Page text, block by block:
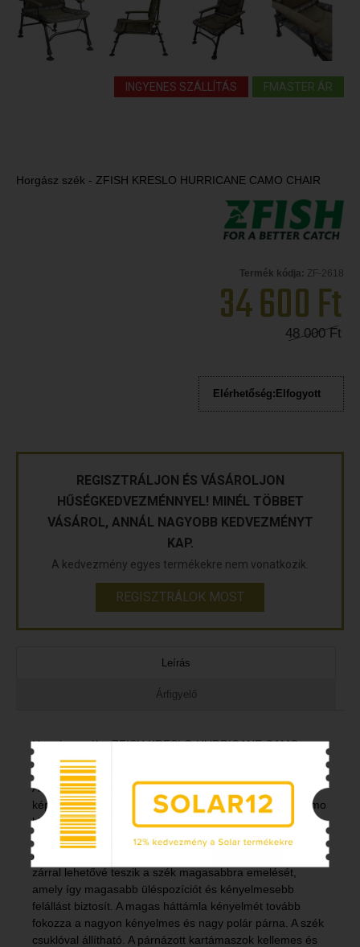
FMASTER ÁR
INGYENES SZÁLLÍTÁS
Horgász szék - ZFISH KRESLO HURRICANE CAMO CHAIR
Termék kódja: ZF-2618
34 600Ft
48 000Ft
Elérhetőség:Elfogyott
REGISZTRÁLJON ÉS VÁSÁROLJON
HŰSÉGKEDVEZMÉNNYEL! MINÉL TÖBBET
VÁSÁROL, ANNÁL NAGYOBB KEDVEZMÉNYT
KAP.
A kedvezmény egyes termékekre nem vonatkozik.
REGISZTRÁLOK MOST
Leírás
Árfigyelő
Horgász szék - ZFISH KRESLO HURRICANE CAMO
CHAIR
A luxus Hurricane Camo szék egy teljesen új terméket
képvisel, amely a ZFISH márkájú termékek exkluzív camo
kiadásához tartozik. Ez a horgász szék maximális
kényelmet nyújt. A szék kiváló minőségű és tartós
konstrukcióból készült. Az erős teleszkópos lábak rögzített
zárral lehetővé teszik a szék magasabbra emelését,
amely így magasabb üléspozíciót és kényelmesebb
felállást biztosít. A magas háttámla kényelmét tovább
fokozza a nagyon kényelmes és nagy polár párna. A szék
csuklóval állítható. A párnázott kartámaszok kellemes és